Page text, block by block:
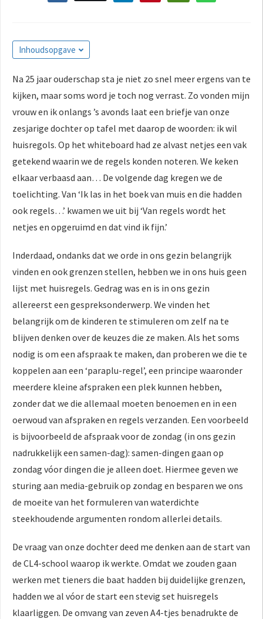
Inhoudsopgave
Na 25 jaar ouderschap sta je niet zo snel meer ergens van te
kijken, maar soms word je toch nog verrast. Zo vonden mijn
vrouw en ik onlangs ’s avonds laat een briefje van onze
zesjarige dochter op tafel met daarop de woorden: ik wil
huisregols. Op het whiteboard had ze alvast netjes een vak
getekend waarin we de regels konden noteren. We keken
elkaar verbaasd aan… De volgende dag kregen we de
toelichting. Van ‘Ik las in het boek van muis en die hadden
ook regels…’ kwamen we uit bij ‘Van regels wordt het
netjes en opgeruimd en dat vind ik fijn.’
Inderdaad, ondanks dat we orde in ons gezin belangrijk
vinden en ook grenzen stellen, hebben we in ons huis geen
lijst met huisregels. Gedrag was en is in ons gezin
allereerst een gespreksonderwerp. We vinden het
belangrijk om de kinderen te stimuleren om zelf na te
blijven denken over de keuzes die ze maken. Als het soms
nodig is om een afspraak te maken, dan proberen we die te
koppelen aan een ‘paraplu-regel’, een principe waaronder
meerdere kleine afspraken een plek kunnen hebben,
zonder dat we die allemaal moeten benoemen en in een
oerwoud van afspraken en regels verzanden. Een voorbeeld
is bijvoorbeeld de afspraak voor de zondag (in ons gezin
nadrukkelijk een samen-dag): samen-dingen gaan op
zondag vóor dingen die je alleen doet. Hiermee geven we
sturing aan media-gebruik op zondag en besparen we ons
de moeite van het formuleren van waterdichte
steekhoudende argumenten rondom allerlei details.
De vraag van onze dochter deed me denken aan de start van
de CL4-school waarop ik werkte. Omdat we zouden gaan
werken met tieners die baat hadden bij duidelijke grenzen,
hadden we al vóor de start een stevig set huisregels
klaarliggen. De omvang van zeven A4-tjes benadrukte de
worden
te
over
van
op
te
de
Hierdoor
website-
van